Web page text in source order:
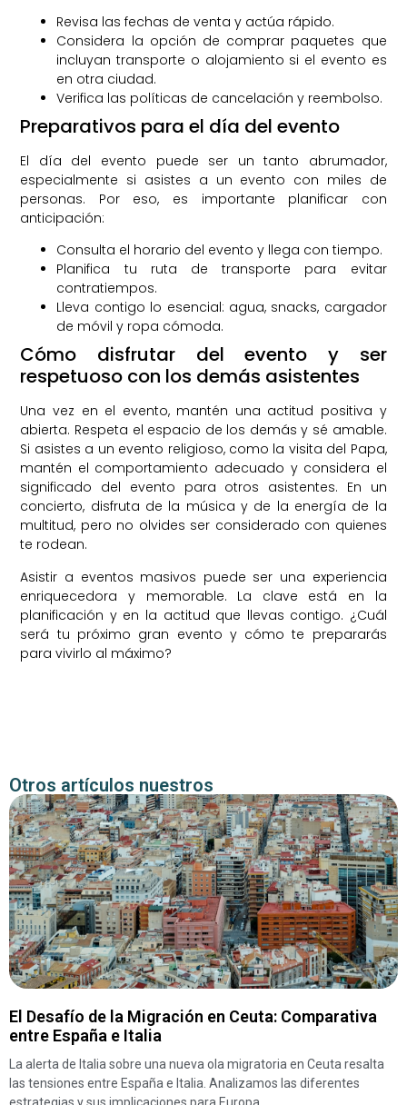
Revisa las fechas de venta y actúa rápido.
Considera la opción de comprar paquetes que
incluyan transporte o alojamiento si el evento es
en otra ciudad.
Verifica las políticas de cancelación y reembolso.
Preparativos para el día del evento
El día del evento puede ser un tanto abrumador,
especialmente si asistes a un evento con miles de
personas. Por eso, es importante planificar con
anticipación:
Consulta el horario del evento y llega con tiempo.
Planifica tu ruta de transporte para evitar
contratiempos.
Lleva contigo lo esencial: agua, snacks, cargador
de móvil y ropa cómoda.
Cómo disfrutar del evento y ser
respetuoso con los demás asistentes
Una vez en el evento, mantén una actitud positiva y
abierta. Respeta el espacio de los demás y sé amable.
Si asistes a un evento religioso, como la visita del Papa,
mantén el comportamiento adecuado y considera el
significado del evento para otros asistentes. En un
concierto, disfruta de la música y de la energía de la
multitud, pero no olvides ser considerado con quienes
te rodean.
Asistir a eventos masivos puede ser una experiencia
enriquecedora y memorable. La clave está en la
planificación y en la actitud que llevas contigo. ¿Cuál
será tu próximo gran evento y cómo te prepararás
para vivirlo al máximo?
Otros artículos nuestros
El Desafío de la Migración en Ceuta: Comparativa
entre España e Italia
La alerta de Italia sobre una nueva ola migratoria en Ceuta resalta
las tensiones entre España e Italia. Analizamos las diferentes